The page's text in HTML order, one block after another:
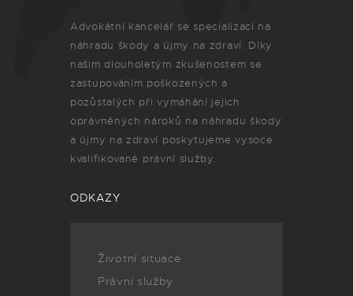
Advokátní kancelář se specializací na
náhradu škody a újmy na zdraví. Díky
našim dlouholetým zkušenostem se
zastupováním poškozených a
pozůstalých při vymáhání jejich
oprávněných nároků na náhradu škody
a újmy na zdraví poskytujeme vysoce
kvalifikované právní služby.
ODKAZY
Životní situace
Právní služby